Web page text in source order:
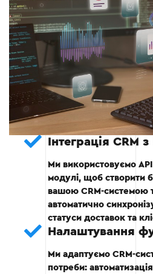
Етап 4:
Тестування інтеграції
Виявлення та
помилок.
Перевірка
час високого
Інтеграція CRM
Ми використовуємо API
модулі, щоб створити
вашою CRM-системою
автоматично
статуси доставок та
Налаштування
Ми адаптуємо CRM-
потреби: